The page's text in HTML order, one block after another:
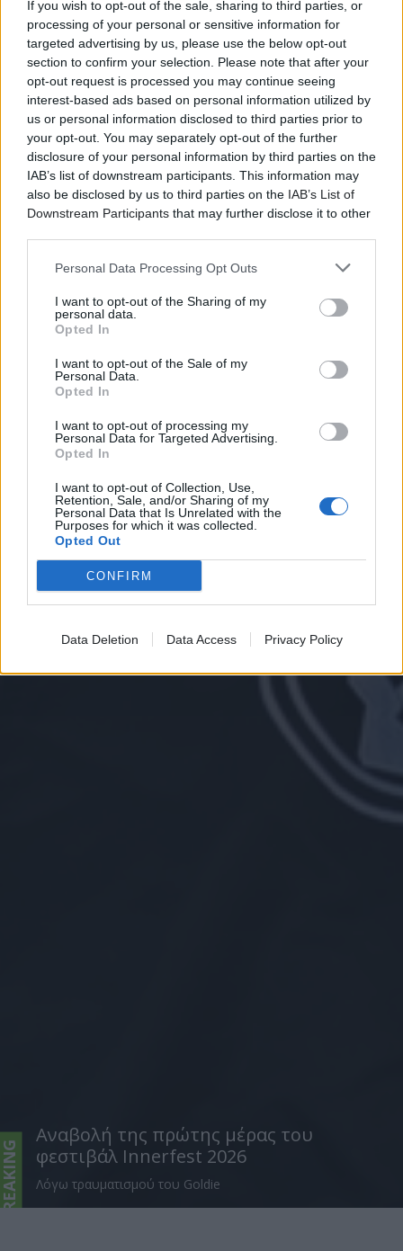
If you wish to opt-out of the sale, sharing to third parties, or
processing of your personal or sensitive information for
targeted advertising by us, please use the below opt-out
section to confirm your selection. Please note that after your
opt-out request is processed you may continue seeing
interest-based ads based on personal information utilized by
us or personal information disclosed to third parties prior to
your opt-out. You may separately opt-out of the further
disclosure of your personal information by third parties on the
IAB’s list of downstream participants. This information may
also be disclosed by us to third parties on the IAB’s List of
Downstream Participants that may further disclose it to other
Personal Data Processing Opt Outs
I want to opt-out of the Sharing of my
personal data.
Opted In
I want to opt-out of the Sale of my
Personal Data.
Opted In
I want to opt-out of processing my
Personal Data for Targeted Advertising.
Opted In
I want to opt-out of Collection, Use,
Retention, Sale, and/or Sharing of my
Personal Data that Is Unrelated with the
Purposes for which it was collected.
Opted Out
CONFIRM
Data Deletion Data Access Privacy Policy
Αναβολή της πρώτης μέρας του
φεστιβάλ Innerfest 2026
Λόγω τραυματισμού του Goldie